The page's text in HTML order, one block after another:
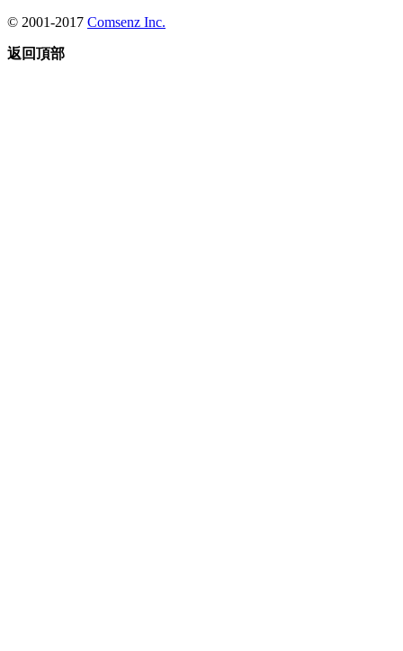
© 2001-2017 Comsenz Inc.
返回頂部